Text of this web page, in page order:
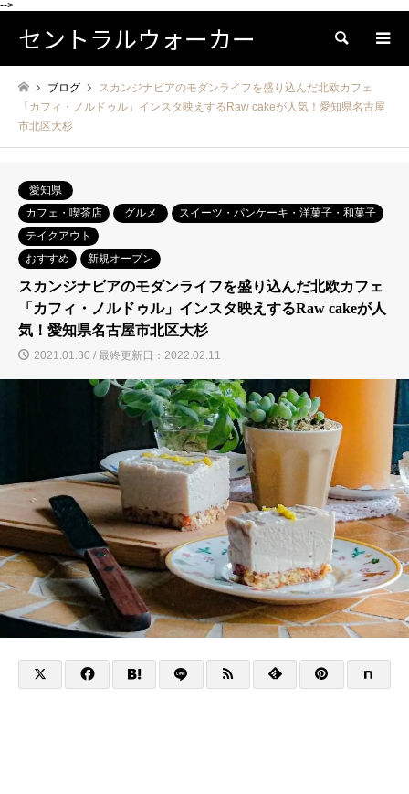
-->
セントラルウォーカー 検索
ブログ
スカンジナビアのモダンライフを盛り込んだ北欧カフェ
「カフィ・ノルドゥル」インスタ映えするRaw cakeが人気！愛知県名古屋
市北区大杉
愛知県
カフェ・喫茶店
グルメ
スイーツ・パンケーキ・洋菓子・和菓子
テイクアウト
おすすめ
新規オープン
スカンジナビアのモダンライフを盛り込んだ北欧カフェ
「カフィ・ノルドゥル」インスタ映えするRaw cakeが人
気！愛知県名古屋市北区大杉
2021.01.30 / 最終更新日：2022.02.11